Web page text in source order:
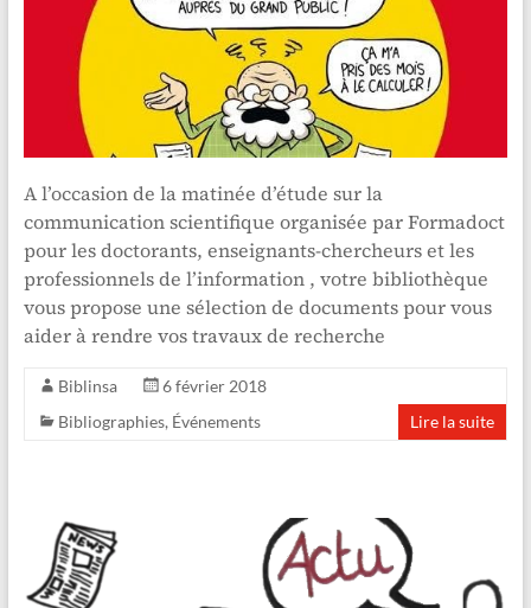
A l’occasion de la matinée d’étude sur la
communication scientifique organisée par Formadoct
pour les doctorants, enseignants-chercheurs et les
professionnels de l’information , votre bibliothèque
vous propose une sélection de documents pour vous
aider à rendre vos travaux de recherche
Biblinsa
6 février 2018
Bibliographies, Événements Lire la suite